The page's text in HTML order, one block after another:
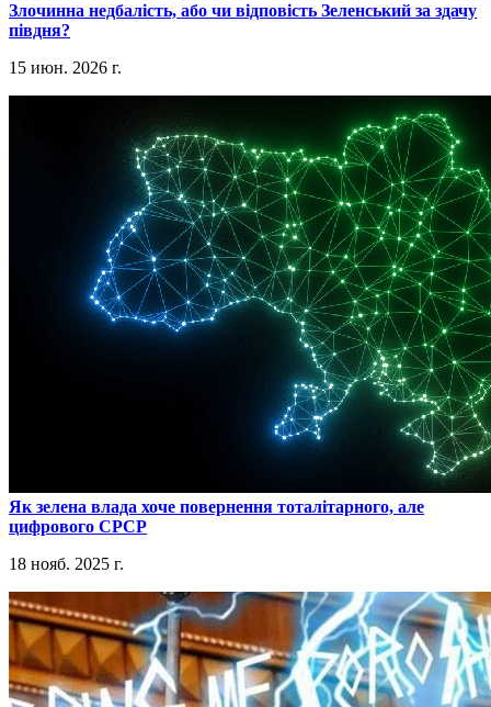
​Злочинна недбалість, або чи відповість Зеленський за здачу
півдня?
15 июн. 2026 г.
​Як зелена влада хоче повернення тоталітарного, але
цифрового СРСР
18 нояб. 2025 г.